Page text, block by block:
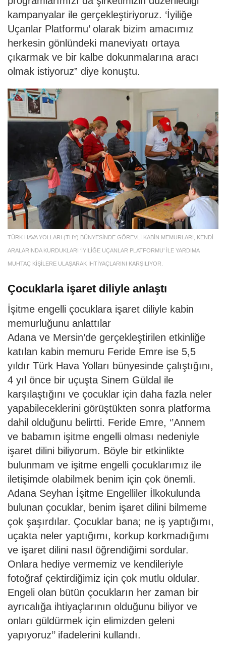
kampanyalar ile gerçekleştiriyoruz. ‘İyiliğe
Uçanlar Platformu’ olarak bizim amacımız
herkesin gönlündeki maneviyatı ortaya
çıkarmak ve bir kalbe dokunmalarına aracı
olmak istiyoruz” diye konuştu.
TÜRK HAVA YOLLARI (THY) BÜNYESİNDE GÖREVLİ KABİN MEMURLARI, KENDİ
ARALARINDA KURDUKLARI ‘İYİLİĞE UÇANLAR PLATFORMU’ İLE YARDIMA
MUHTAÇ KİŞİLERE ULAŞARAK İHTİYAÇLARINI KARŞILIYOR.
Çocuklarla işaret diliyle anlaştı
İşitme engelli çocuklara işaret diliyle kabin
memurluğunu anlattılar
Adana ve Mersin’de gerçekleştirilen etkinliğe
katılan kabin memuru Feride Emre ise 5,5
yıldır Türk Hava Yolları bünyesinde çalıştığını,
4 yıl önce bir uçuşta Sinem Güldal ile
karşılaştığını ve çocuklar için daha fazla neler
yapabileceklerini görüştükten sonra platforma
dahil olduğunu belirtti. Feride Emre, ‘’Annem
ve babamın işitme engelli olması nedeniyle
işaret dilini biliyorum. Böyle bir etkinlikte
bulunmam ve işitme engelli çocuklarımız ile
iletişimde olabilmek benim için çok önemli.
Adana Seyhan İşitme Engelliler İlkokulunda
bulunan çocuklar, benim işaret dilini bilmeme
çok şaşırdılar. Çocuklar bana; ne iş yaptığımı,
uçakta neler yaptığımı, korkup korkmadığımı
ve işaret dilini nasıl öğrendiğimi sordular.
Onlara hediye vermemiz ve kendileriyle
fotoğraf çektirdiğimiz için çok mutlu oldular.
Engeli olan bütün çocukların her zaman bir
ayrıcalığa ihtiyaçlarının olduğunu biliyor ve
onları güldürmek için elimizden geleni
yapıyoruz’’ ifadelerini kullandı.